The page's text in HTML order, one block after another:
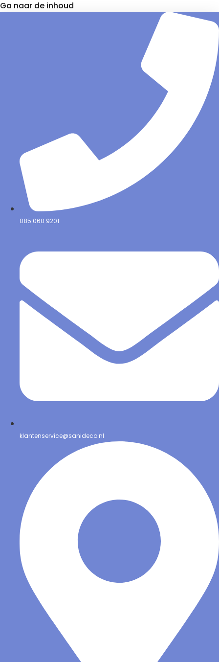
Ga naar de inhoud
085 060 9201
klantenservice@sanideco.nl